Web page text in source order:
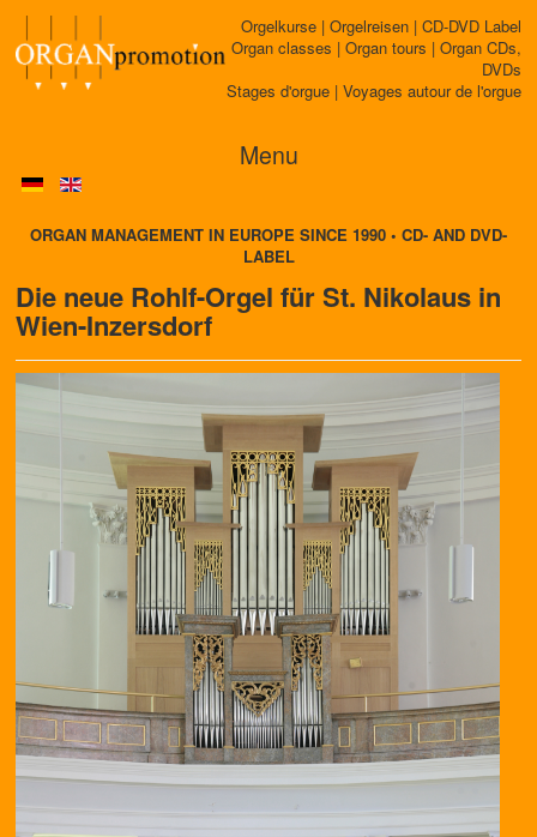
Orgelkurse | Orgelreisen | CD-DVD Label
Organ classes | Organ tours | Organ CDs,
DVDs
Stages d'orgue | Voyages autour de l'orgue
Menu
ORGAN MANAGEMENT IN EUROPE SINCE 1990 • CD- AND DVD-
LABEL
Die neue Rohlf-Orgel für St. Nikolaus in
Wien-Inzersdorf